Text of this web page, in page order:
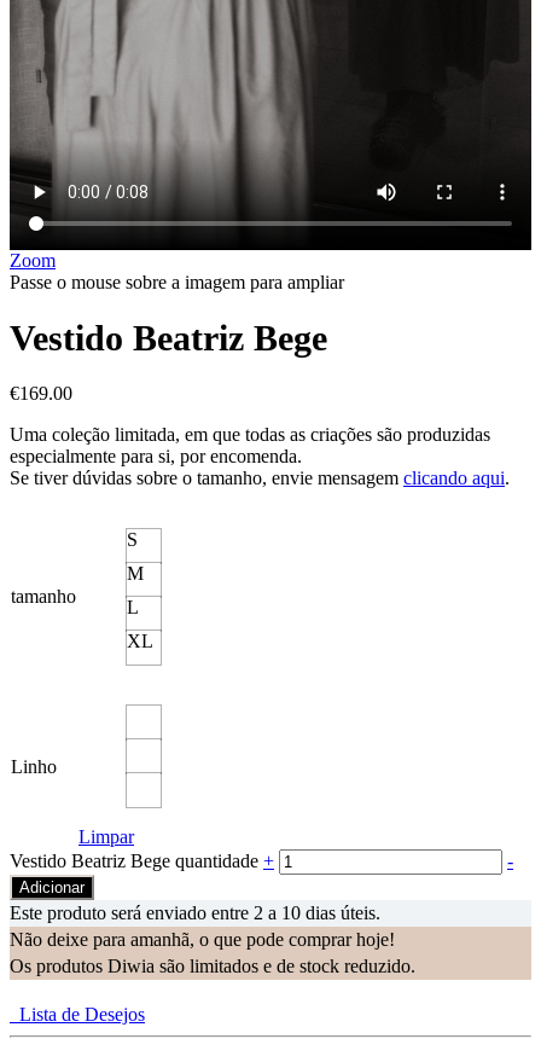
Zoom
Passe o mouse sobre a imagem para ampliar
Vestido Beatriz Bege
€169.00
Uma coleção limitada, em que todas as criações são produzidas
especialmente para si, por encomenda.
Se tiver dúvidas sobre o tamanho, envie mensagem clicando aqui.
tamanho
S
M
L
XL
Linho
Limpar
Vestido Beatriz Bege quantidade + -
Adicionar
Este produto será enviado entre 2 a 10 dias úteis.
Não deixe para amanhã, o que pode comprar hoje!
Os produtos Diwia são limitados e de stock reduzido.
Lista de Desejos